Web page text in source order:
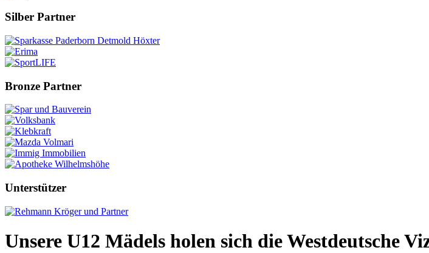
Silber Partner
Bronze Partner
Unterstützer
Unsere U12 Mädels holen sich die Westdeutsche